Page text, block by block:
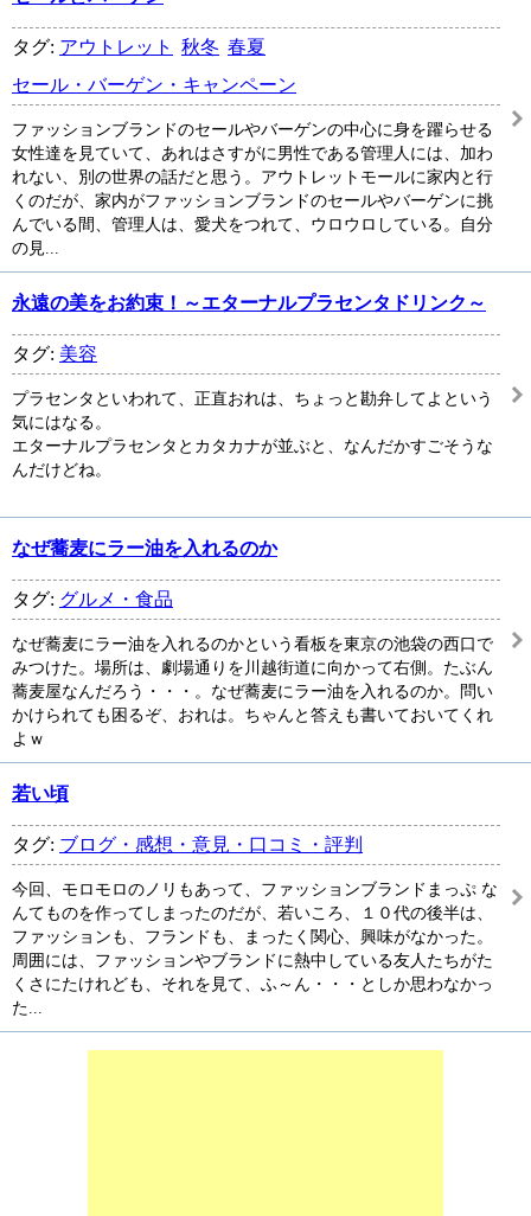
タグ: アウトレット 秋冬 春夏
セール・バーゲン・キャンペーン
ファッションブランドのセールやバーゲンの中心に身を躍らせる
女性達を見ていて、あれはさすがに男性である管理人には、加わ
れない、別の世界の話だと思う。アウトレットモールに家内と行
くのだが、家内がファッションブランドのセールやバーゲンに挑
んでいる間、管理人は、愛犬をつれて、ウロウロしている。自分
の見...
永遠の美をお約束！～エターナルプラセンタドリンク～
タグ: 美容
プラセンタといわれて、正直おれは、ちょっと勘弁してよという
気にはなる。
エターナルプラセンタとカタカナが並ぶと、なんだかすごそうな
んだけどね。
なぜ蕎麦にラー油を入れるのか
タグ: グルメ・食品
なぜ蕎麦にラー油を入れるのかという看板を東京の池袋の西口で
みつけた。場所は、劇場通りを川越街道に向かって右側。たぶん
蕎麦屋なんだろう・・・。なぜ蕎麦にラー油を入れるのか。問い
かけられても困るぞ、おれは。ちゃんと答えも書いておいてくれ
よｗ
若い頃
タグ: ブログ・感想・意見・口コミ・評判
今回、モロモロのノリもあって、ファッションブランドまっぷ な
んてものを作ってしまったのだが、若いころ、１０代の後半は、
ファッションも、フランドも、まったく関心、興味がなかった。
周囲には、ファッションやブランドに熱中している友人たちがた
くさにたけれども、それを見て、ふ～ん・・・としか思わなかっ
た...